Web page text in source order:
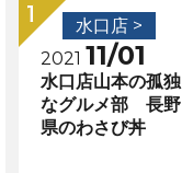
水口店 >
2021 11/01
水口店山本の孤独
なグルメ部 長野
県のわさび丼